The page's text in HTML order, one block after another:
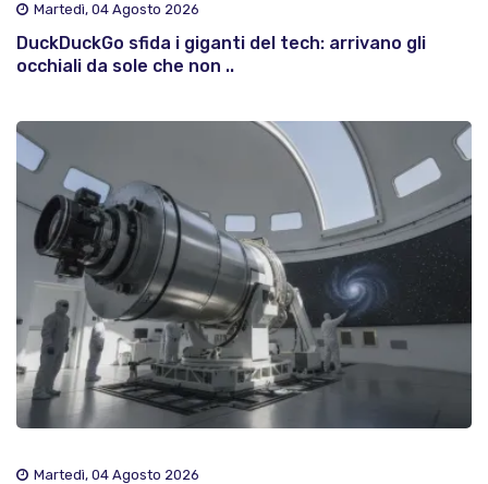
Martedì, 04 Agosto 2026
DuckDuckGo sfida i giganti del tech: arrivano gli
occhiali da sole che non ..
Martedì, 04 Agosto 2026